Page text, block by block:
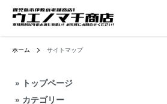
ホーム サイトマップ
» トップページ
» カテゴリー